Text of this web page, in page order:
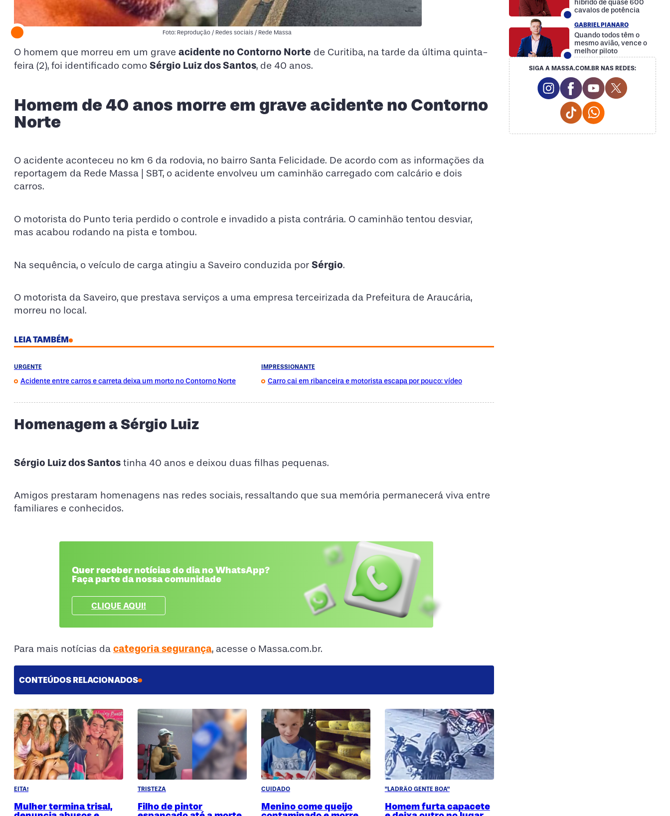
Foto: Reprodução / Redes sociais / Rede Massa
O homem que morreu em um grave acidente no Contorno Norte de Curitiba, na tarde da última quinta-
feira (2), foi identificado como Sérgio Luiz dos Santos, de 40 anos.
Homem de 40 anos morre em grave acidente no Contorno
Norte
O acidente aconteceu no km 6 da rodovia, no bairro Santa Felicidade. De acordo com as informações da
reportagem da Rede Massa | SBT, o acidente envolveu um caminhão carregado com calcário e dois
carros.
O motorista do Punto teria perdido o controle e invadido a pista contrária. O caminhão tentou desviar,
mas acabou rodando na pista e tombou.
Na sequência, o veículo de carga atingiu a Saveiro conduzida por Sérgio.
O motorista da Saveiro, que prestava serviços a uma empresa terceirizada da Prefeitura de Araucária,
morreu no local.
LEIA TAMBÉM
URGENTE
Acidente entre carros e carreta deixa um morto no Contorno Norte
IMPRESSIONANTE
Carro cai em ribanceira e motorista escapa por pouco: vídeo
Homenagem a Sérgio Luiz
Sérgio Luiz dos Santos tinha 40 anos e deixou duas filhas pequenas.
Amigos prestaram homenagens nas redes sociais, ressaltando que sua memória permanecerá viva entre
familiares e conhecidos.
Quer receber notícias do dia no WhatsApp?
Faça parte da nossa comunidade
CLIQUE AQUI!
Para mais notícias da categoria segurança, acesse o Massa.com.br.
CONTEÚDOS RELACIONADOS
EITA!
Mulher termina trisal,
TRISTEZA
Filho de pintor
CUIDADO
Menino come queijo
"LADRÃO GENTE BOA"
Homem furta capacete
híbrido de quase 600
cavalos de potência
GABRIEL PIANARO
Quando todos têm o
mesmo avião, vence o
melhor piloto
SIGA A MASSA.COM.BR NAS REDES:
Instagram Social Media
Facebook Social Media
Youtube Social
Twitter
Tiktok Social Media
Whatsapp